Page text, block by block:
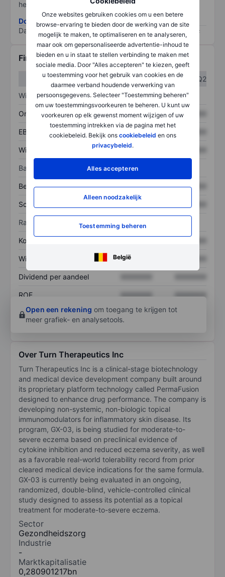
Onze websites gebruiken cookies om u een betere
browse-ervaring te bieden door de werking van de site
mogelijk te maken, te optimaliseren en te analyseren,
maar ook om gepersonaliseerde advertentie-inhoud te
bieden en u in staat te stellen verbinding te maken met
sociale media. Door "Alles accepteren" te kiezen, geeft
u toestemming voor het gebruik van cookies en de
daarmee verband houdende verwerking van
persoonsgegevens. Selecteer "Toestemming beheren"
om uw toestemmingsvoorkeuren te beheren. U kunt uw
voorkeuren op elk gewenst moment wijzigen of uw
toestemming intrekken via de pagina met het
cookiebeleid. Bekijk ons cookiebeleid en ons
privacybeleid.
Alles accepteren
Alleen noodzakelijk
Toestemming beheren
België
het grootste risico).
Download de ESG-risicomethodologie
Data provided by
Financiële gegevens
Q1
Q2
Winst/verlies
Omzet XXXXXXX XXXXXXX
EBITDA XXXXXXX
Winst XXXXXXX
Balans
Bezittingen XXXXXXX XXXXXXX
Schulden XXXXXXX
Ratio's
Koers/omzetratio
Winst per aandeel XXXXXXX
Dividend per aandeel
ROE XXXXXXX
XXXXXXX
Open een rekening om toegang te krijgen tot
meer grafiek- en analysetools.
Over Turn Therapeutics Inc
Turn Therapeutics Inc is a clinical-stage biotechnology
and medical device development company built around
its proprietary platform technology called PermaFusion
designed to enhance drug performance. The company is
developing non-systemic, non-biologic topical
immunomodulators for inflammatory skin disease. Its
program, GX-03, is being studied for moderate-to-
severe eczema based on preclinical evidence of
cytokine inhibition and reduced eczema severity, as well
as a favorable real-world tolerability record from prior
cleared medical device indications for the same formula.
GX-03 is currently being evaluated in an ongoing,
randomized, double-blind, vehicle-controlled clinical
study designed to assess its potential as a topical
treatment for moderate-to-severe eczema.
Sector
Gezondheidszorg
Industrie
-
Marktkapitalisatie
0,280901217bn